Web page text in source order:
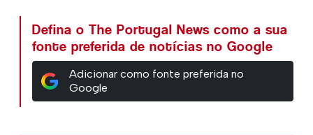
Defina o The Portugal News como a sua
fonte preferida de notícias no Google
Adicionar como fonte preferida no
Google